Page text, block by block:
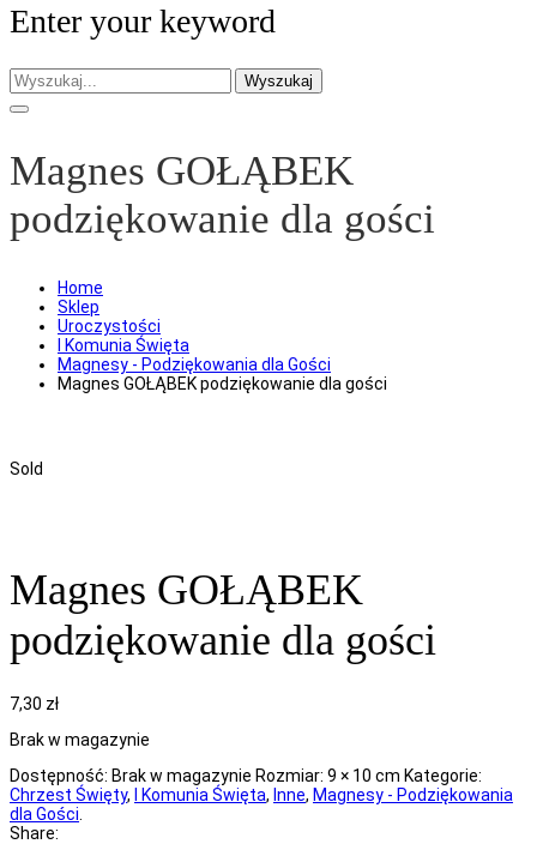
Enter your keyword
Wyszukaj
Magnes GOŁĄBEK
podziękowanie dla gości
Home
Sklep
Uroczystości
I Komunia Święta
Magnesy - Podziękowania dla Gości
Magnes GOŁĄBEK podziękowanie dla gości
Sold
Magnes GOŁĄBEK
podziękowanie dla gości
7,30 zł
Brak w magazynie
Dostępność: Brak w magazynie Rozmiar: 9 × 10 cm Kategorie:
Chrzest Święty, I Komunia Święta, Inne, Magnesy - Podziękowania
dla Gości
Share: